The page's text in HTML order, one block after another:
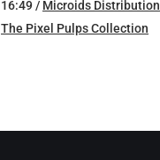
16:49 / Microids Distribution
The Pixel Pulps Collection